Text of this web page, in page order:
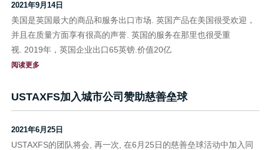
2021年9月14日
美国是英国最大的商品和服务出口市场. 英国产品在美国很受欢迎，
并且在质量方面享有很高的声誉. 英国的服务在那里也很受重
视. 2019年，英国企业出口65英镑.价值20亿
阅读更多
USTAXFS加入城市公司赞助慈善垒球
2021年6月25日
USTAXFS的团队将会, 再一次, 在6月25日的慈善垒球活动中加入同